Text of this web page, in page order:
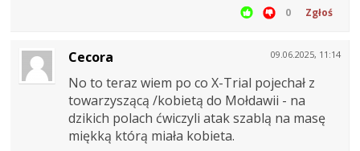
0 Zgłoś
09.06.2025, 11:14
Cecora
No to teraz wiem po co X-Trial pojechał z
towarzyszącą /kobietą do Mołdawii - na
dzikich polach ćwiczyli atak szablą na masę
miękką którą miała kobieta.